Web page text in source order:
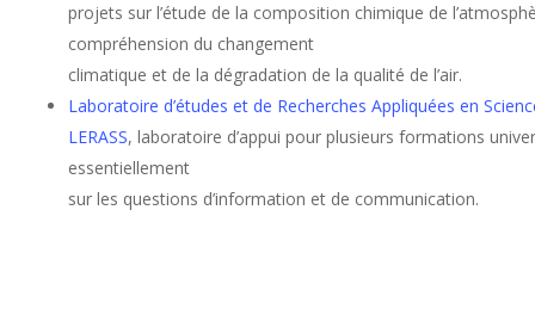
projets sur l’étude de la composition chimique de
compréhension du changement
climatique et de la dégradation de la qualité de l’air.
Laboratoire d’études et de Recherches Appliquées en
LERASS, laboratoire d’appui pour plusieurs formations
essentiellement
sur les questions d’information et de communication.